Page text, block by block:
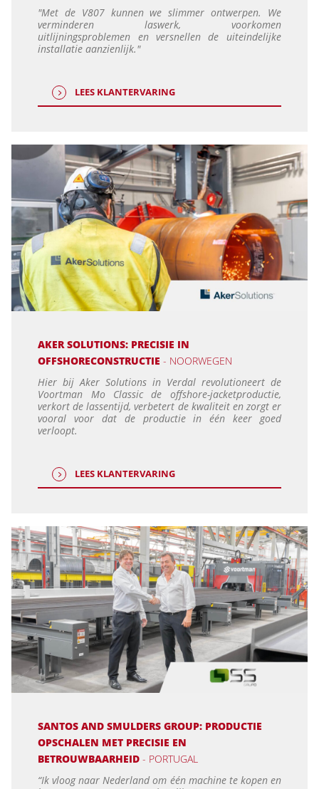
"Met de V807 kunnen we slimmer ontwerpen. We
verminderen laswerk, voorkomen
uitlijningsproblemen en versnellen de uiteindelijke
installatie aanzienlijk."
LEES KLANTERVARING
AKER SOLUTIONS: PRECISIE IN
OFFSHORECONSTRUCTIE- NOORWEGEN
Hier bij Aker Solutions in Verdal revolutioneert de
Voortman Mo Classic de offshore-jacketproductie,
verkort de lassentijd, verbetert de kwaliteit en zorgt er
vooral voor dat de productie in één keer goed
verloopt.
LEES KLANTERVARING
SANTOS AND SMULDERS GROUP: PRODUCTIE
OPSCHALEN MET PRECISIE EN
BETROUWBAARHEID- PORTUGAL
“Ik vloog naar Nederland om één machine te kopen en